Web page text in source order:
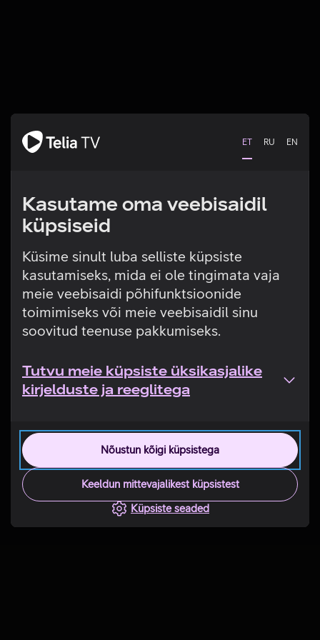
ET RU EN
Kasutame oma veebisaidil
küpsiseid
Küsime sinult luba selliste küpsiste
kasutamiseks, mida ei ole tingimata vaja
meie veebisaidi põhifunktsioonide
toimimiseks või meie veebisaidil sinu
soovitud teenuse pakkumiseks.
Tutvu meie küpsiste üksikasjalike
kirjelduste ja reeglitega
Nõustun kõigi küpsistega
Keeldun mittevajalikest küpsistest
Küpsiste seaded
Tehniline viga